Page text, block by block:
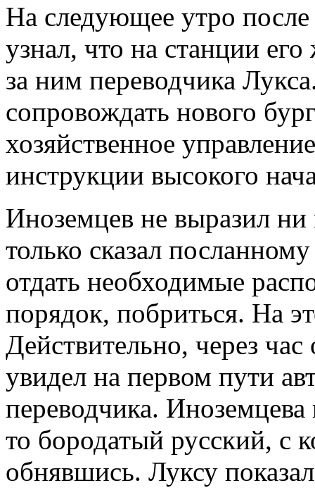
На следующее утро после
узнал, что на станции
за ним переводчика
сопровождать нового
хозяйственное
инструкции высокого
Иноземцев не выразил
только сказал
отдать необходимые
порядок, побриться. На
Действительно, через
увидел на первом пути
переводчика.
то бородатый русский, с
обнявшись. Луксу